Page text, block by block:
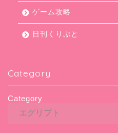
ゲーム攻略
日刊くりぷと
Category
Category